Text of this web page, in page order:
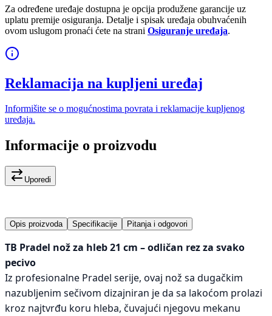
Za određene uređaje dostupna je opcija produžene garancije uz
uplatu premije osiguranja. Detalje i spisak uređaja obuhvaćenih
ovom uslugom pronaći ćete na strani Osiguranje uređaja.
Reklamacija na kupljeni uređaj
Informišite se o mogućnostima povrata i reklamacije kupljenog
uređaja.
Informacije o proizvodu
Uporedi
Opis proizvoda Specifikacije Pitanja i odgovori
TB Pradel nož za hleb 21 cm – odličan rez za svako
pecivo
Iz profesionalne Pradel serije, ovaj nož sa dugačkim
nazubljenim sečivom dizajniran je da sa lakoćom prolazi
kroz najtvrđu koru hleba, čuvajući njegovu mekanu